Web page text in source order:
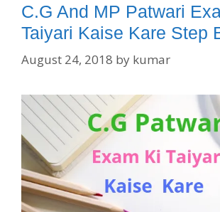
C.G And MP Patwari
Taiyari Kaise Kare Step
August 24, 2018 by kumar